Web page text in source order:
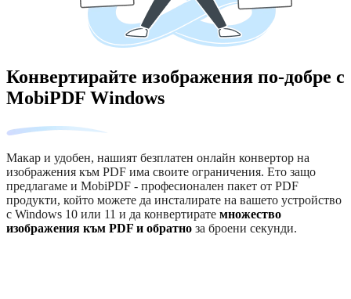
Конвертирайте изображения по-добре с
MobiPDF Windows
Макар и удобен, нашият безплатен онлайн конвертор на
изображения към PDF има своите ограничения. Ето защо
предлагаме и MobiPDF - професионален пакет от PDF
продукти, който можете да инсталирате на вашето устройство
с Windows 10 или 11 и да конвертирате множество
изображения към PDF и обратно за броени секунди.